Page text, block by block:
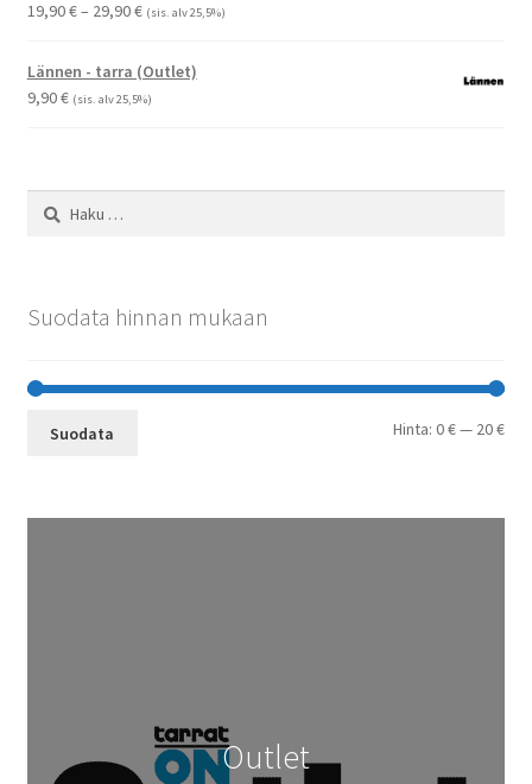
19,90€– 29,90€Hintaluokka:
-
(sis. alv 25,5%)
Lännen - tarra (Outlet)
9,90€ (sis. alv 25,5%)
Haku:
Suodata hinnan mukaan
Suodata Hinta:0 €— 20 €
Outlet